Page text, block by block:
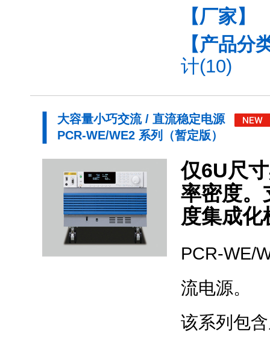
【厂家】
【产品分
计(10)
大容量小巧交流 / 直流稳定电源
PCR-WE/WE2 系列（暂定版）
仅6U尺
率密度。
度集成
PCR-WE/
流电源。
该系列包